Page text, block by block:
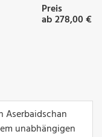
Preis
ab 278,00 €
Aserbaidschan
unabhängigen